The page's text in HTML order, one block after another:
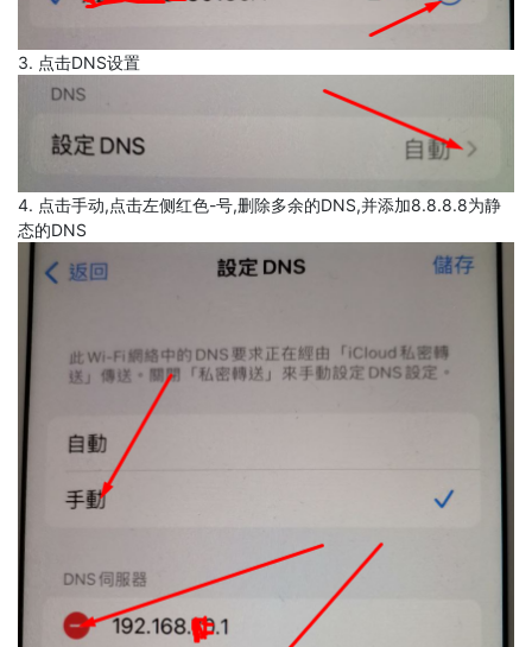
3. 点击DNS设置
4. 点击手动,点击左侧红色-号,删除多余的DNS,并添加8.8.8.8为静
态的DNS